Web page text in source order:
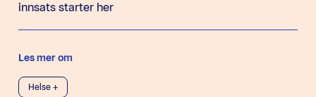
innsats starter her
Les mer om
Helse +